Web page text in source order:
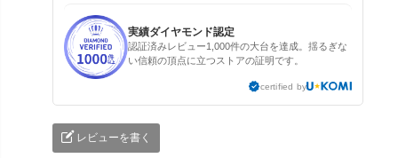
実績ダイヤモンド認定
認証済みレビュー1,000件の大台を達成。揺るぎな
い信頼の頂点に立つストアの証明です。
certified by
レビューを書く